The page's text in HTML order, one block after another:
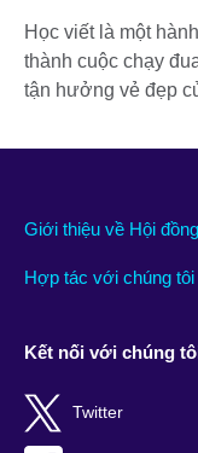
Học viết là một
thành cuộc chạy
tận hưởng vẻ đẹp
Giới thiệu về Hội
Hợp tác với chúng tôi
Kết nối với chúng
Twitter